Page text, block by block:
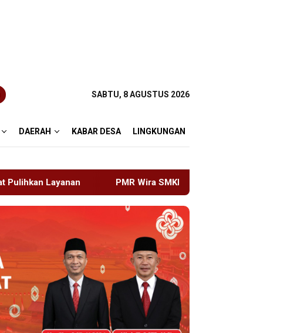
SABTU, 8 AGUSTUS 2026
DAERAH KABAR DESA LINGKUNGAN
PMR Wira SMKN 1 Jember Gelar ABHINAYA 2026, Ajang Bergengsi